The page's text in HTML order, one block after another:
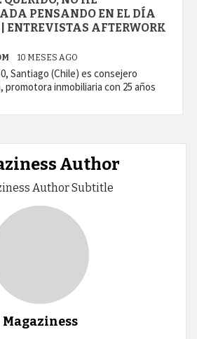
PENSANDO EN EL DÍA
| ENTREVISTAS AFTERWORK
10 MESES AGO
Santiago (Chile) es consejero
promotora inmobiliaria con 25 años
Author
Author Subtitle
Magaziness